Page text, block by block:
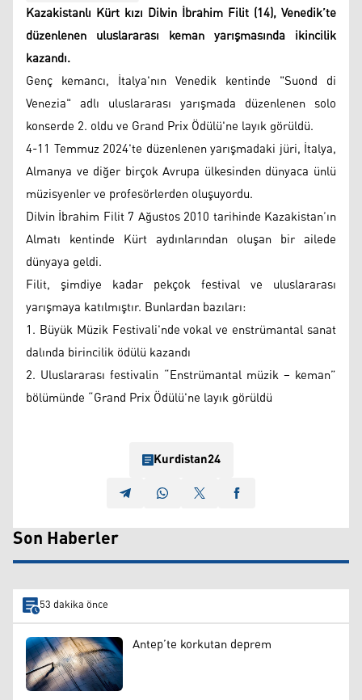
Kazakistanlı Kürt kızı Dilvin İbrahim Filit (14), Venedik’te
düzenlenen uluslararası keman yarışmasında ikincilik
kazandı.
Genç kemancı, İtalya'nın Venedik kentinde "Suond di
Venezia" adlı uluslararası yarışmada düzenlenen solo
konserde 2. oldu ve Grand Prix Ödülü'ne layık görüldü.
4-11 Temmuz 2024'te düzenlenen yarışmadaki jüri, İtalya,
Almanya ve diğer birçok Avrupa ülkesinden dünyaca ünlü
müzisyenler ve profesörlerden oluşuyordu.
Dilvin İbrahim Filit 7 Ağustos 2010 tarihinde Kazakistan’ın
Almatı kentinde Kürt aydınlarından oluşan bir ailede
dünyaya geldi.
Filit, şimdiye kadar pekçok festival ve uluslararası
yarışmaya katılmıştır. Bunlardan bazıları:
1. Büyük Müzik Festivali'nde vokal ve enstrümantal sanat
dalında birincilik ödülü kazandı
2. Uluslararası festivalin “Enstrümantal müzik – keman”
bölümünde “Grand Prix Ödülü'ne layık görüldü
Kurdistan24
Son Haberler
53 dakika önce
Antep’te korkutan deprem